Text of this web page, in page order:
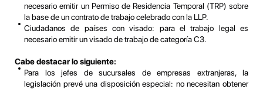
necesario emitir un Permiso de Residencia Temporal (TRP) sobre
la base de un contrato de trabajo celebrado con la LLP.
Ciudadanos de países con visado: para el trabajo legal es
necesario emitir un visado de trabajo de categoría C3.
Cabe destacar lo siguiente:
Para los jefes de sucursales de empresas extranjeras, la
legislación prevé una disposición especial: no necesitan obtener